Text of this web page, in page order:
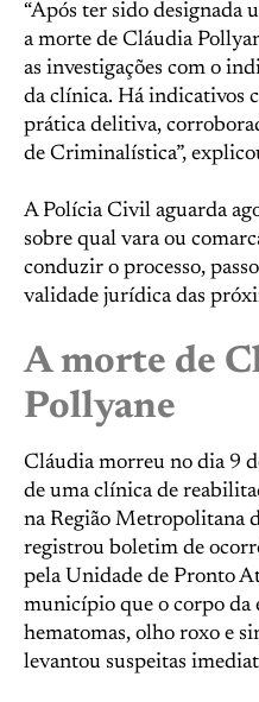
“Após ter sido designada
a morte de Cláudia
as investigações com o
da clínica. Há indicativos
prática delitiva,
de Criminalística”,
A Polícia Civil aguarda
sobre qual vara ou
conduzir o processo,
validade jurídica das
A morte de
Pollyane
Cláudia morreu no dia 9
de uma clínica de
na Região Metropolitana
registrou boletim de
pela Unidade de Pronto
município que o corpo da
hematomas, olho roxo e
levantou suspeitas